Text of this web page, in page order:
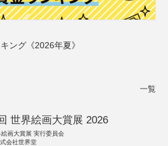
ング《2026年夏》
一覧
世界絵画大賞展 2026
絵画大賞展 実行委員会
会社世界堂